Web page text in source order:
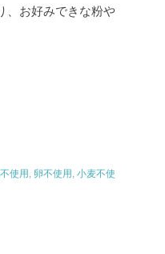
、お好みできな粉や
使用 , 卵不使用 , 小麦不使